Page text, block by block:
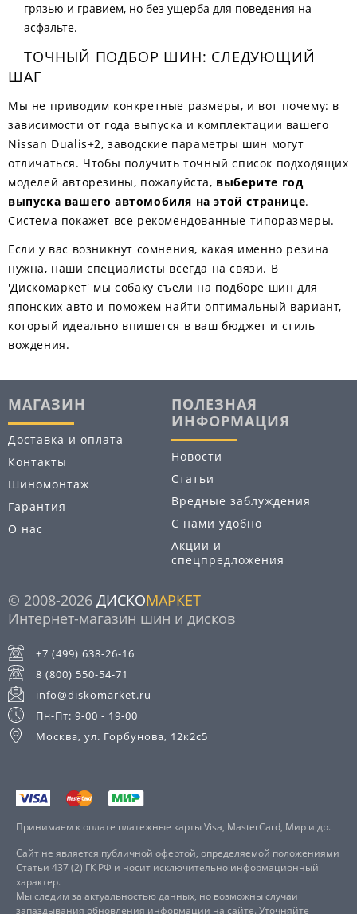
грязью и гравием, но без ущерба для поведения на
асфальте.
ТОЧНЫЙ ПОДБОР ШИН: СЛЕДУЮЩИЙ
ШАГ
Мы не приводим конкретные размеры, и вот почему: в
зависимости от года выпуска и комплектации вашего
Nissan Dualis+2, заводские параметры шин могут
отличаться. Чтобы получить точный список подходящих
моделей авторезины, пожалуйста, выберите год
выпуска вашего автомобиля на этой странице.
Система покажет все рекомендованные типоразмеры.
Если у вас возникнут сомнения, какая именно резина
нужна, наши специалисты всегда на связи. В
'Дискомаркет' мы собаку съели на подборе шин для
японских авто и поможем найти оптимальный вариант,
который идеально впишется в ваш бюджет и стиль
вождения.
МАГАЗИН
Доставка и оплата
Контакты
Шиномонтаж
Гарантия
О нас
ПОЛЕЗНАЯ
ИНФОРМАЦИЯ
Новости
Статьи
Вредные заблуждения
С нами удобно
Акции и
спецпредложения
© 2008-2026 ДИСКОМАРКЕТ
Интернет-магазин шин и дисков
+7 (499) 638-26-16
8 (800) 550-54-71
info@diskomarket.ru
Пн-Пт: 9-00 - 19-00
Москва, ул. Горбунова, 12к2с5
Принимаем к оплате платежные карты Visa, MasterCard, Мир и др.
Сайт не является публичной офертой, определяемой положениями
Статьи 437 (2) ГК РФ и носит исключительно информационный
характер.
Мы следим за актуальностью данных, но возможны случаи
запаздывания обновления информации на сайте. Уточняйте